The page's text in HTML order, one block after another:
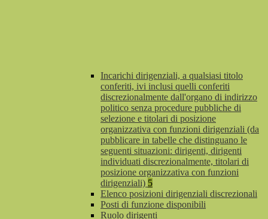
Incarichi dirigenziali, a qualsiasi titolo
conferiti, ivi inclusi quelli conferiti
discrezionalmente dall'organo di indirizzo
politico senza procedure pubbliche di
selezione e titolari di posizione
organizzativa con funzioni dirigenziali (da
pubblicare in tabelle che distinguano le
seguenti situazioni: dirigenti, dirigenti
individuati discrezionalmente, titolari di
posizione organizzativa con funzioni
dirigenziali) 5
Elenco posizioni dirigenziali discrezionali
Posti di funzione disponibili
Ruolo dirigenti